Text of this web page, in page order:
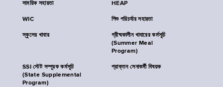
সাময়িক সহায়তা HEAP
WIC শিশু পরিচর্যার সহায়তা
স্কুলের খাবার
গ্রীষ্মকালীন খাবারের কর্মসূচি
(Summer Meal
Program)
SSI স্টেট সম্পূরক কর্মসূচি
(State Supplemental
Program)
প্রাক্তন সেনাকর্মী বিষয়ক